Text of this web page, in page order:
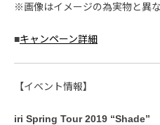
※画像はイメージの為実物と異
■キャンペーン詳細
【イベント情報】
iri Spring Tour 2019 “Shade”